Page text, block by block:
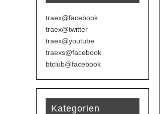
traex@facebook
traex@twitter
traex@youtube
traexs@facebook
btclub@facebook
Kategorien